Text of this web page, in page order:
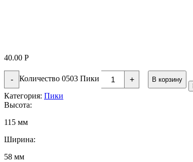
40.00 Р
- Количество 0503 Пики +
В корзину
Категория: Пики
Высота:
115 мм
Ширина:
58 мм